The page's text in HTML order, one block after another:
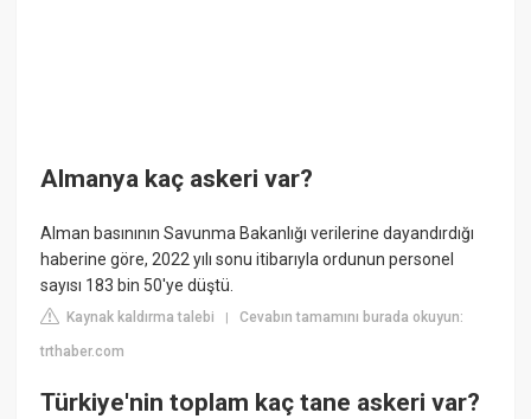
Almanya kaç askeri var?
Alman basınının Savunma Bakanlığı verilerine dayandırdığı
haberine göre, 2022 yılı sonu itibarıyla ordunun personel
sayısı 183 bin 50'ye düştü.
Kaynak kaldırma talebi |Cevabın tamamını burada okuyun:
trthaber.com
Türkiye'nin toplam kaç tane askeri var?